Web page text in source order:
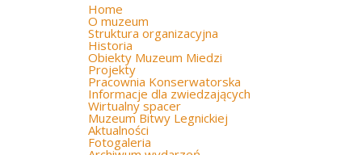
Home
O muzeum
Struktura organizacyjna
Historia
Obiekty Muzeum Miedzi
Projekty
Pracownia Konserwatorska
Informacje dla zwiedzających
Wirtualny spacer
Muzeum Bitwy Legnickiej
Aktualności
Fotogaleria